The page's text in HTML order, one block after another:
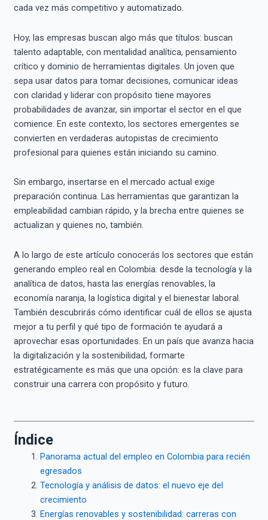
cada vez más competitivo y automatizado.
Hoy, las empresas buscan algo más que títulos: buscan
talento adaptable, con mentalidad analítica, pensamiento
crítico y dominio de herramientas digitales. Un joven que
sepa usar datos para tomar decisiones, comunicar ideas
con claridad y liderar con propósito tiene mayores
probabilidades de avanzar, sin importar el sector en el que
comience. En este contexto, los sectores emergentes se
convierten en verdaderas autopistas de crecimiento
profesional para quienes están iniciando su camino.
Sin embargo, insertarse en el mercado actual exige
preparación continua. Las herramientas que garantizan la
empleabilidad cambian rápido, y la brecha entre quienes se
actualizan y quienes no, también.
A lo largo de este artículo conocerás los sectores que están
generando empleo real en Colombia: desde la tecnología y la
analítica de datos, hasta las energías renovables, la
economía naranja, la logística digital y el bienestar laboral.
También descubrirás cómo identificar cuál de ellos se ajusta
mejor a tu perfil y qué tipo de formación te ayudará a
aprovechar esas oportunidades. En un país que avanza hacia
la digitalización y la sostenibilidad, formarte
estratégicamente es más que una opción: es la clave para
construir una carrera con propósito y futuro.
Índice
Panorama actual del empleo en Colombia para recién
egresados
Tecnología y análisis de datos: el nuevo eje del
crecimiento
Energías renovables y sostenibilidad: carreras con